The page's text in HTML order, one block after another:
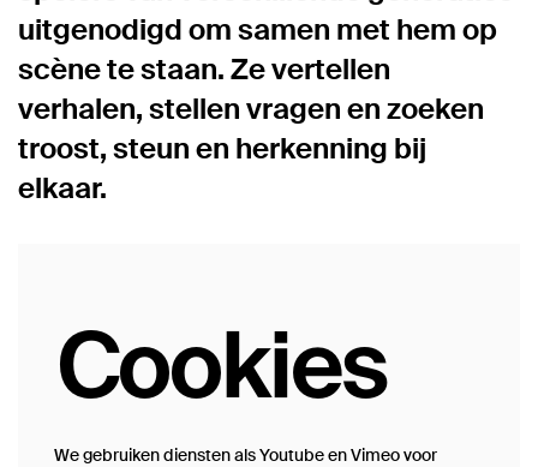
uitgenodigd om samen met hem op
scène te staan. Ze vertellen
verhalen, stellen vragen en zoeken
troost, steun en herkenning bij
elkaar.
Cookies
We gebruiken diensten als Youtube en Vimeo voor